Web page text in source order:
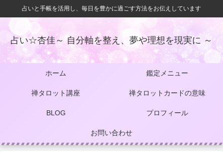
占いと手帳を活用し、毎日を豊かに過ごす方法をお伝えしています
占い☆杏佳～ 自分軸を整え、夢や理想を現実に ～
ホーム 鑑定メニュー
禅タロット講座 禅タロットカードの意味
BLOG プロフィール
お問い合わせ